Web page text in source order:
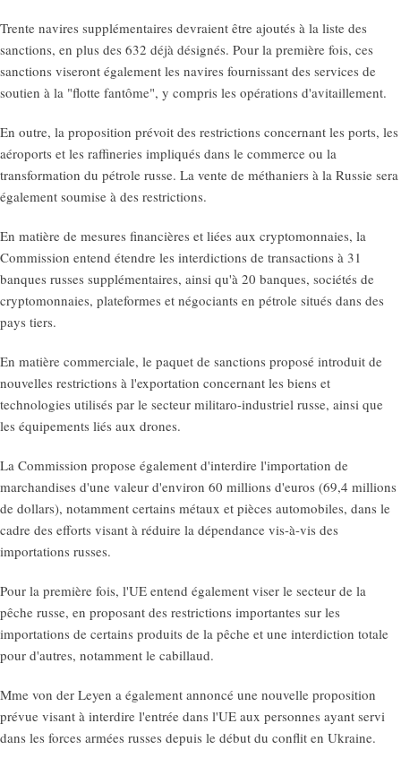
Trente navires supplémentaires devraient être ajoutés à la liste des
sanctions, en plus des 632 déjà désignés. Pour la première fois, ces
sanctions viseront également les navires fournissant des services de
soutien à la "flotte fantôme", y compris les opérations d'avitaillement.
En outre, la proposition prévoit des restrictions concernant les ports, les
aéroports et les raffineries impliqués dans le commerce ou la
transformation du pétrole russe. La vente de méthaniers à la Russie sera
également soumise à des restrictions.
En matière de mesures financières et liées aux cryptomonnaies, la
Commission entend étendre les interdictions de transactions à 31
banques russes supplémentaires, ainsi qu'à 20 banques, sociétés de
cryptomonnaies, plateformes et négociants en pétrole situés dans des
pays tiers.
En matière commerciale, le paquet de sanctions proposé introduit de
nouvelles restrictions à l'exportation concernant les biens et
technologies utilisés par le secteur militaro-industriel russe, ainsi que
les équipements liés aux drones.
La Commission propose également d'interdire l'importation de
marchandises d'une valeur d'environ 60 millions d'euros (69,4 millions
de dollars), notamment certains métaux et pièces automobiles, dans le
cadre des efforts visant à réduire la dépendance vis-à-vis des
importations russes.
Pour la première fois, l'UE entend également viser le secteur de la
pêche russe, en proposant des restrictions importantes sur les
importations de certains produits de la pêche et une interdiction totale
pour d'autres, notamment le cabillaud.
Mme von der Leyen a également annoncé une nouvelle proposition
prévue visant à interdire l'entrée dans l'UE aux personnes ayant servi
dans les forces armées russes depuis le début du conflit en Ukraine.